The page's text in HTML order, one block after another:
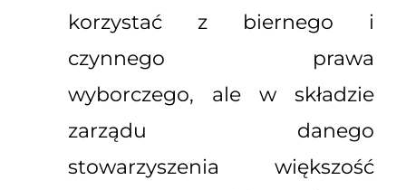
korzystać z biernego i
czynnego prawa
wyborczego, ale w składzie
zarządu danego
stowarzyszenia większość